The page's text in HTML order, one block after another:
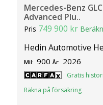
Mercedes-Benz
Advanced Plu..
Pris 749 900 kr
Hedin Automotive
Mil: 900 År: 2026
Gratis
Räkna på försäkring